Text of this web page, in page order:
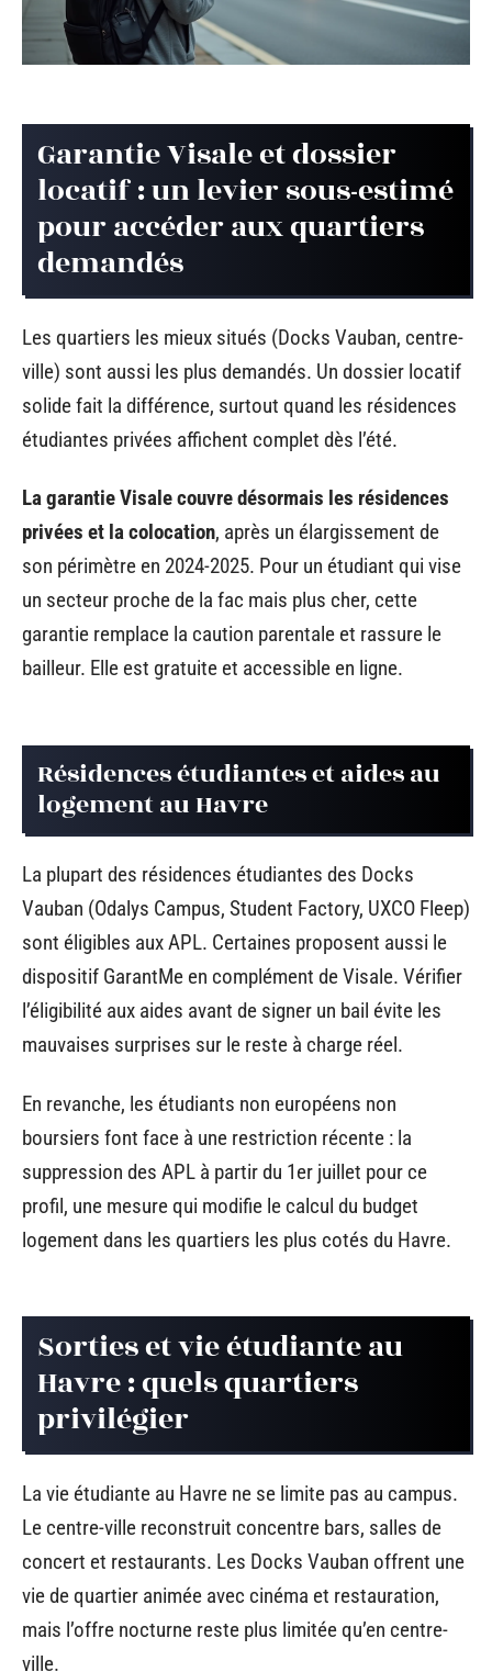
Garantie Visale et dossier
locatif : un levier sous-estimé
pour accéder aux quartiers
demandés
Les quartiers les mieux situés (Docks Vauban, centre-
ville) sont aussi les plus demandés. Un dossier locatif
solide fait la différence, surtout quand les résidences
étudiantes privées affichent complet dès l’été.
La garantie Visale couvre désormais les résidences
privées et la colocation, après un élargissement de
son périmètre en 2024-2025. Pour un étudiant qui vise
un secteur proche de la fac mais plus cher, cette
garantie remplace la caution parentale et rassure le
bailleur. Elle est gratuite et accessible en ligne.
Résidences étudiantes et aides au
logement au Havre
La plupart des résidences étudiantes des Docks
Vauban (Odalys Campus, Student Factory, UXCO Fleep)
sont éligibles aux APL. Certaines proposent aussi le
dispositif GarantMe en complément de Visale. Vérifier
l’éligibilité aux aides avant de signer un bail évite les
mauvaises surprises sur le reste à charge réel.
En revanche, les étudiants non européens non
boursiers font face à une restriction récente : la
suppression des APL à partir du 1er juillet pour ce
profil, une mesure qui modifie le calcul du budget
logement dans les quartiers les plus cotés du Havre.
Sorties et vie étudiante au
Havre : quels quartiers
privilégier
La vie étudiante au Havre ne se limite pas au campus.
Le centre-ville reconstruit concentre bars, salles de
concert et restaurants. Les Docks Vauban offrent une
vie de quartier animée avec cinéma et restauration,
mais l’offre nocturne reste plus limitée qu’en centre-
ville.